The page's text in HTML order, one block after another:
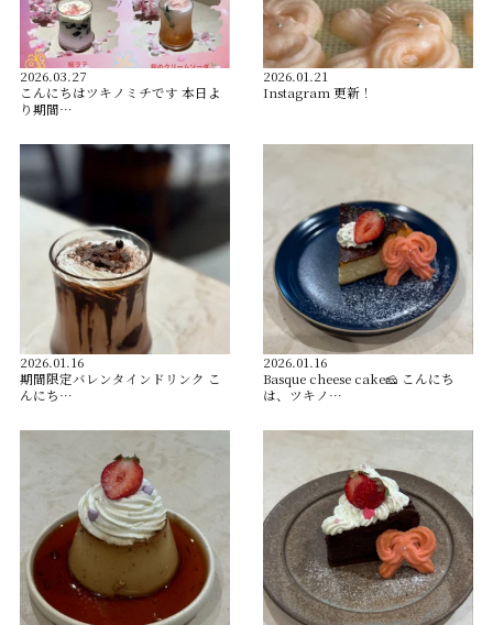
2026.03.27
こんにちはツキノミチです️ 本日よ
り期間…
2026.01.21
Instagram 更新！
2026.01.16
️期間限定バレンタインドリンク️ こ
んにち…
2026.01.16
Basque cheese cake🧀 こんにち
は、ツキノ…